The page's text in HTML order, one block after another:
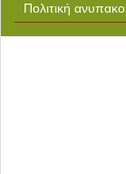
Πολιτική